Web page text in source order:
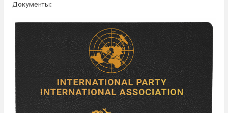
Документы: